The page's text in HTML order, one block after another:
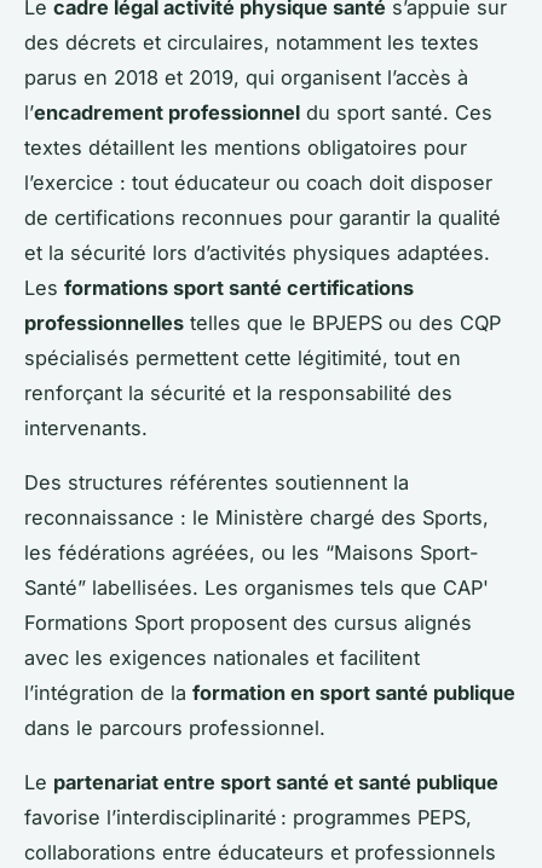
Le cadre légal activité physique santé s’appuie sur
des décrets et circulaires, notamment les textes
parus en 2018 et 2019, qui organisent l’accès à
l’encadrement professionnel du sport santé. Ces
textes détaillent les mentions obligatoires pour
l’exercice : tout éducateur ou coach doit disposer
de certifications reconnues pour garantir la qualité
et la sécurité lors d’activités physiques adaptées.
Les formations sport santé certifications
professionnelles telles que le BPJEPS ou des CQP
spécialisés permettent cette légitimité, tout en
renforçant la sécurité et la responsabilité des
intervenants.
Des structures référentes soutiennent la
reconnaissance : le Ministère chargé des Sports,
les fédérations agréées, ou les “Maisons Sport-
Santé” labellisées. Les organismes tels que CAP'
Formations Sport proposent des cursus alignés
avec les exigences nationales et facilitent
l’intégration de la formation en sport santé publique
dans le parcours professionnel.
Le partenariat entre sport santé et santé publique
favorise l’interdisciplinarité : programmes PEPS,
collaborations entre éducateurs et professionnels